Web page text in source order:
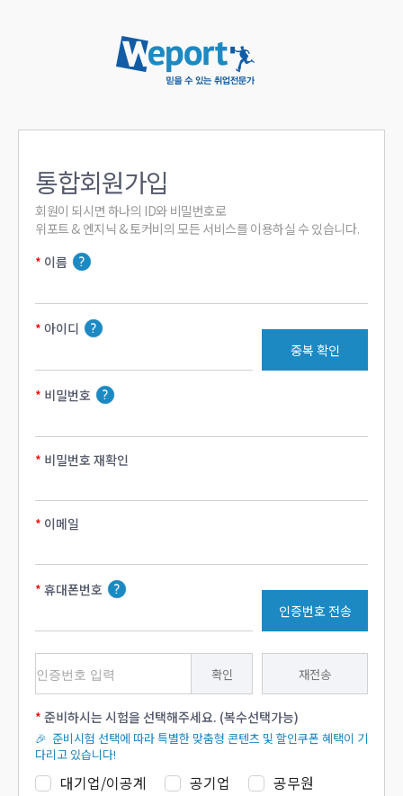
통합회원가입
회원이 되시면 하나의 ID와 비밀번호로
위포트 & 엔지닉 & 토커비의 모든 서비스를 이용하실 수 있습니다.
이름
아이디
중복 확인
비밀번호
비밀번호 재확인
이메일
휴대폰번호
인증번호 전송
확인 재전송
준비하시는 시험을 선택해주세요. (복수선택가능)
🎉 준비시험 선택에 따라 특별한 맞춤형 콘텐츠 및 할인쿠폰 혜택이 기
다리고 있습니다!
대기업/이공계 공기업 공무원